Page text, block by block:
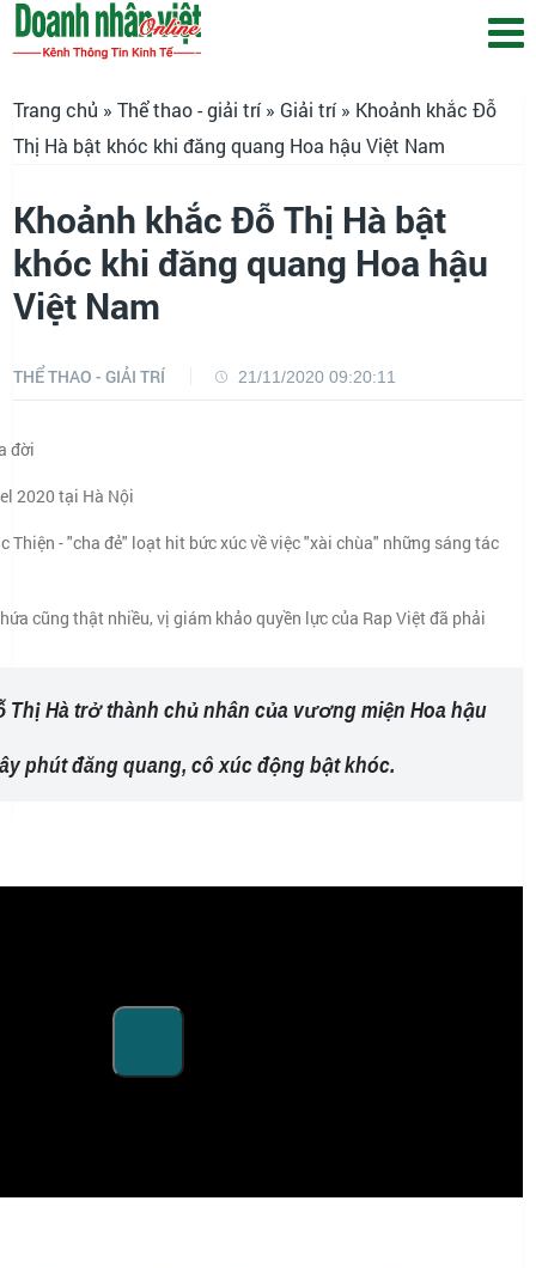
Trang chủ »Thể thao - giải trí» Giải trí» Khoảnh khắc Đỗ
Thị Hà bật khóc khi đăng quang Hoa hậu Việt Nam
Khoảnh khắc Đỗ Thị Hà bật
khóc khi đăng quang Hoa hậu
Việt Nam
THỂ THAO - GIẢI TRÍ 21/11/2020 09:20:11
đời
2020 tại Hà Nội
Thiện - "cha đẻ" loạt hit bức xúc về việc "xài chùa" những sáng tác
cũng thật nhiều, vị giám khảo quyền lực của Rap Việt đã phải
Thị Hà trở thành chủ nhân của vương miện Hoa hậu
phút đăng quang, cô xúc động bật khóc.